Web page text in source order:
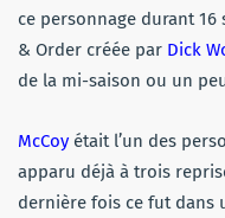
ce personnage durant
& Order créée par Dick
de la mi-saison ou un
McCoy était l’un des
apparu déjà à trois
dernière fois ce fut dans